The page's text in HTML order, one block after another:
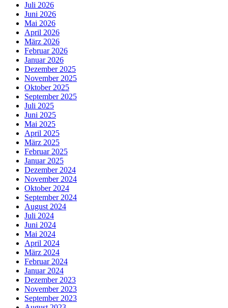
Juli 2026
Juni 2026
Mai 2026
April 2026
März 2026
Februar 2026
Januar 2026
Dezember 2025
November 2025
Oktober 2025
September 2025
Juli 2025
Juni 2025
Mai 2025
April 2025
März 2025
Februar 2025
Januar 2025
Dezember 2024
November 2024
Oktober 2024
September 2024
August 2024
Juli 2024
Juni 2024
Mai 2024
April 2024
März 2024
Februar 2024
Januar 2024
Dezember 2023
November 2023
September 2023